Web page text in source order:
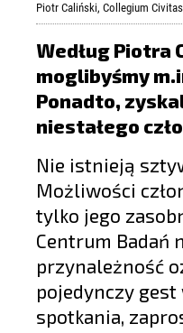
LIFESTYLE
OPINIE I
Piotr Caliński, Collegium
Według Piotra
moglibyśmy
Ponadto,
niestałego
Nie istnieją
Możliwości
tylko jego
Centrum Badań
przynależność
pojedynczy
spotkania,